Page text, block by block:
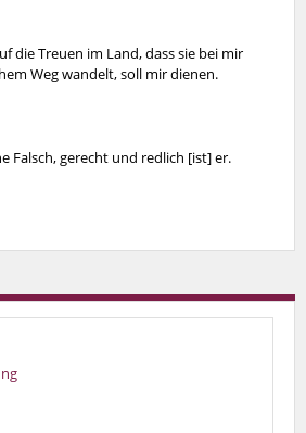
die Treuen im Land, dass sie bei mir
Weg wandelt, soll mir dienen.
Falsch, gerecht und redlich [ist] er.